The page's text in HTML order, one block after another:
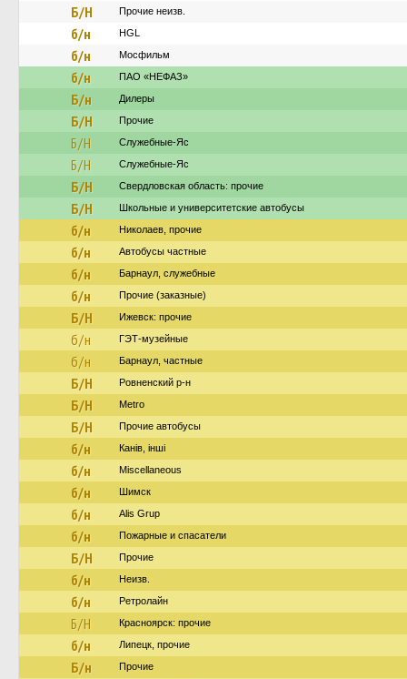
Б/Н Прочие неизв.
б/н HGL
б/н Мосфильм
б/н ПАО «НЕФАЗ»
Б/н Дилеры
Б/Н Прочие
Б/Н Служебные-Яс
Б/Н Служебные-Яс
Б/Н Свердловская область: прочие
Б/Н Школьные и университетские автобусы
б/н Николаев, прочие
б/н Автобусы частные
б/н Барнаул, служебные
б/н Прочие (заказные)
Б/Н Ижевск: прочие
б/н ГЭТ-музейные
б/н Барнаул, частные
Б/Н Ровненский р-н
Б/Н Metro
Б/Н Прочие автобусы
б/н Канів, інші
б/н Miscellaneous
б/н Шимск
б/н Alis Grup
б/н Пожарные и спасатели
Б/Н Прочие
б/н Неизв.
б/н Ретролайн
Б/Н Красноярск: прочие
б/н Липецк, прочие
Б/н Прочие